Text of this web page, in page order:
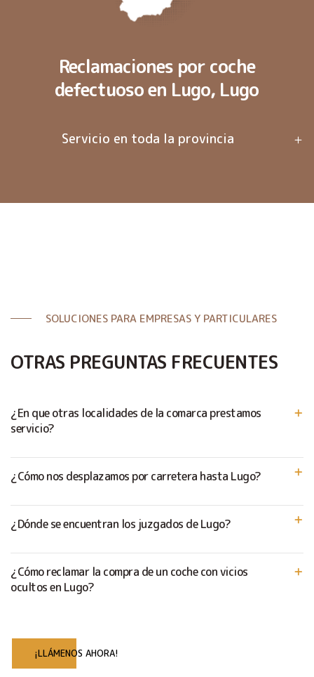
Reclamaciones por coche
defectuoso en Lugo, Lugo
Servicio en toda la provincia
SOLUCIONES PARA EMPRESAS Y PARTICULARES
OTRAS PREGUNTAS FRECUENTES
¿En que otras localidades de la comarca prestamos
servicio?
¿Cómo nos desplazamos por carretera hasta Lugo?
¿Dónde se encuentran los juzgados de Lugo?
¿Cómo reclamar la compra de un coche con vicios
ocultos en Lugo?
¡LLÁMENOS AHORA!